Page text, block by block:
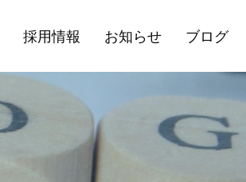
採用情報 お知らせ ブログ